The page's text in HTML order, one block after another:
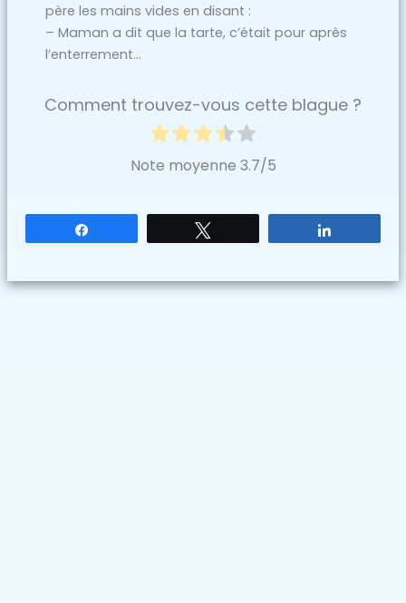
père les mains vides en disant :
– Maman a dit que la tarte, c’était pour après
l’enterrement…
Comment trouvez-vous cette blague ?
Note moyenne 3.7/5